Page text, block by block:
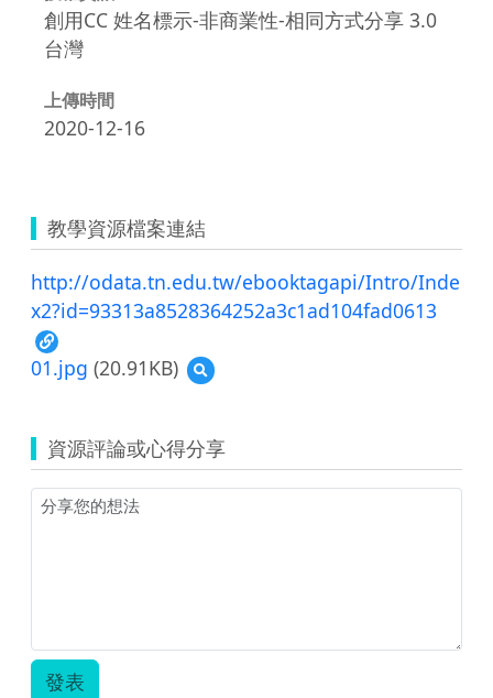
創用CC 姓名標示-非商業性-相同方式分享 3.0
台灣
上傳時間
2020-12-16
教學資源檔案連結
http://odata.tn.edu.tw/ebooktagapi/Intro/Inde
x2?id=93313a8528364252a3c1ad104fad0613
01.jpg (20.91KB)
預
覽
資源評論或心得分享
發表